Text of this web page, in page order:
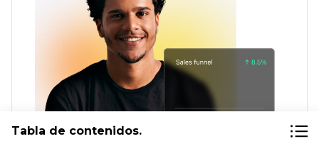
Tabla de contenidos.